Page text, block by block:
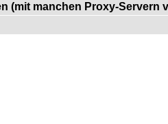
(mit manchen Proxy-Servern